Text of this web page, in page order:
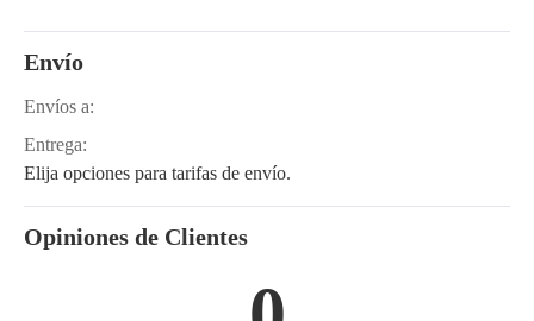
Envío
Envíos a:
Entrega:
Elija opciones para tarifas de envío.
Opiniones de Clientes